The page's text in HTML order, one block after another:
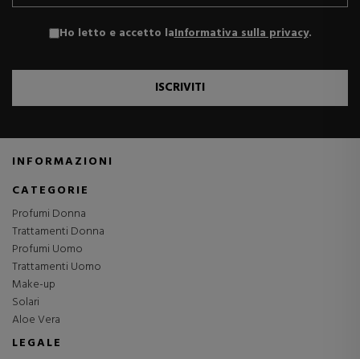
Ho letto e accetto laInformativa sulla privacy.
ISCRIVITI
INFORMAZIONI
CATEGORIE
Profumi Donna
Trattamenti Donna
Profumi Uomo
Trattamenti Uomo
Make-up
Solari
Aloe Vera
LEGALE